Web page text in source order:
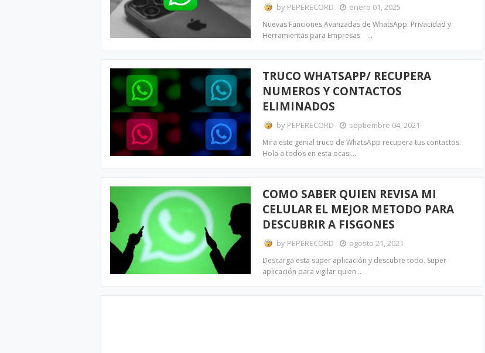
by PEPERECORD enero 01, 2025
Nuevas Funciones Avanzadas de WhatsApp: Privacidad y
Herramientas para Empresas …
TRUCO WHATSAPP/ RECUPERA
NUMEROS Y CONTACTOS
ELIMINADOS
by PEPERECORD septiembre 04, 2021
Mira este genial truco de WhatsApp recupera tus contactos.
Hola a todos en esta ocasi…
COMO SABER QUIEN REVISA MI
CELULAR EL MEJOR METODO PARA
DESCUBRIR A FISGONES
by PEPERECORD agosto 21, 2021
Descarga esta super aplicación y descubre todo. Super
aplicación para vigilar quien…